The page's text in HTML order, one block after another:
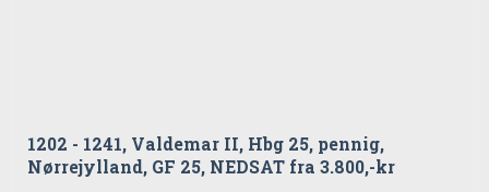
1202 - 1241, Valdemar II, Hbg 25, pennig,
Nørrejylland, GF 25, NEDSAT fra 3.800,-kr